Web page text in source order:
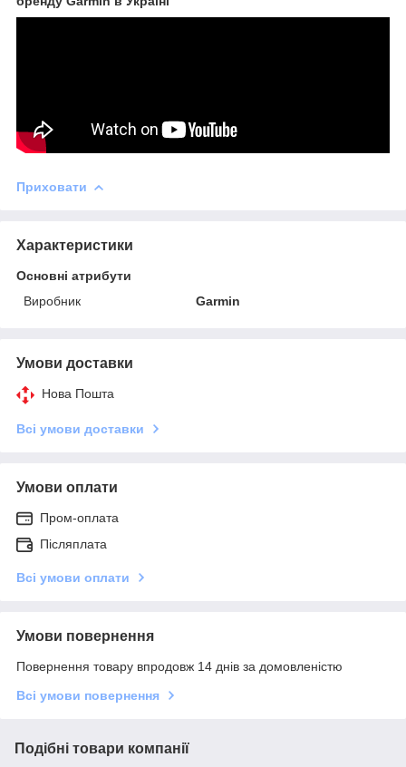
Приховати
Характеристики
Основні атрибути
Виробник
Garmin
Умови доставки
Нова Пошта
Всі умови доставки
Умови оплати
Пром-оплата
Післяплата
Всі умови оплати
Умови повернення
Повернення товару впродовж 14 днів за домовленістю
Всі умови повернення
Подібні товари компанії